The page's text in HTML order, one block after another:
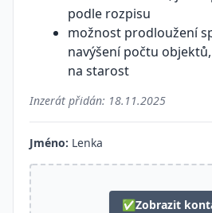
podle rozpisu
možnost prodloužení
navýšení počtu
na starost
Inzerát přidán: 18.11.2025
Jméno: Lenka
✅Zobrazit